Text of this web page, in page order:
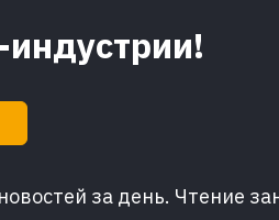
за день. Чтение